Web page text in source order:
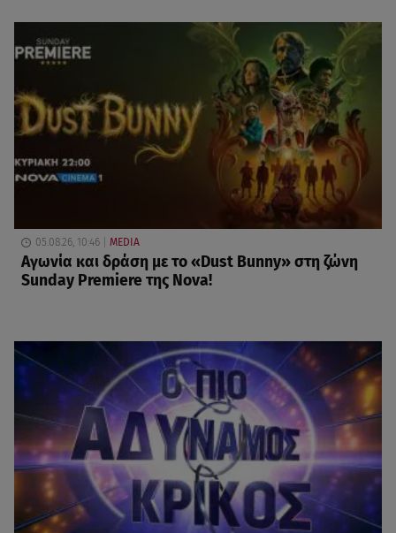
05.08.26, 10:46 MEDIA
Αγωνία και δράση με το «Dust Bunny» στη ζώνη
Sunday Premiere της Nova!